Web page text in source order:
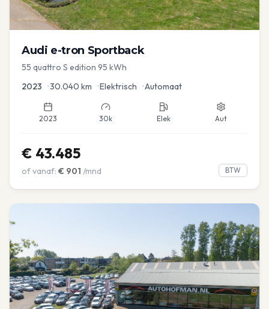
Audi e-tron Sportback
55 quattro S edition 95 kWh
2023 •30.040 km •Elektrisch •Automaat
2023 30k Elek Aut
€ 43.485
of vanaf: € 901 /mnd BTW